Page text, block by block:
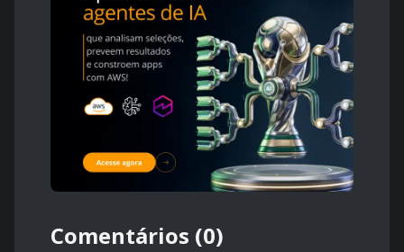
Comentários (0)